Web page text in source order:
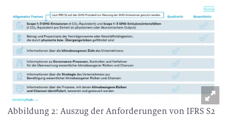
Abbildung 2: Auszug der Anforderungen von IFRS S2